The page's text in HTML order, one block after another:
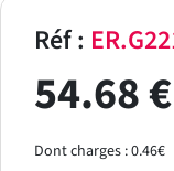
Réf :
54.68 €
Dont charges : 0.46€